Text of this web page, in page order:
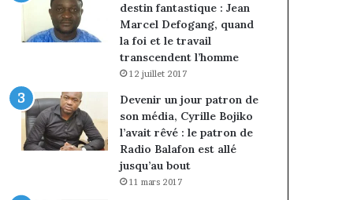
destin fantastique : Jean
Marcel Defogang, quand
la foi et le travail
transcendent l’homme
12 juillet 2017
Devenir un jour patron de
son média, Cyrille Bojiko
l’avait rêvé : le patron de
Radio Balafon est allé
jusqu’au bout
11 mars 2017